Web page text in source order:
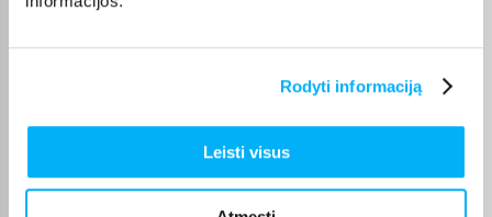
Rodyti informaciją
Leisti visus
DUK
kategorijoje esantys produktai šiuo metu